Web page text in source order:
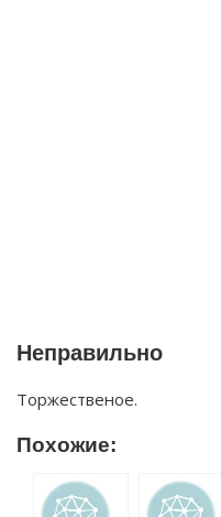
Неправильно
Торжественое.
Похожие: